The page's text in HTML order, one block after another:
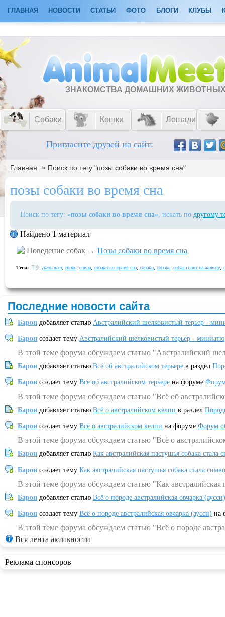
ГЛАВНАЯ НОВОСТИ СТАТЬИ ФОТО БЛОГИ КЛУБЫ
ЗНАКОМСТВА ДОМАШНИХ
Собаки Кошки Лошади
Пригласите друзей на сайт:
Главная » Поиск по тегу "позы собаки во время сна"
позы собаки во время сна
Поиск по тегу: «позы собаки во время сна», искать по другому
Найдено 1 материал
Поведение собак → Позы собаки во время сна
Теги: указывает, спине спина собаки во время сна собаки собаке собака спит на животе
Последние новости сайта
Барон добавляет статью Австралийский шелковистый терьер -
Барон создает тему Австралийский шелковистый терьер -
В этой теме форума обсуждаем статью "Австралийский
Барон добавляет статью Всё об австралийском терьере в раздел
Барон создает тему Всё об австралийском терьере на форуме
В этой теме форума обсуждаем статью "Всё об
Барон добавляет статью Всё о австралийском келпи в раздел
Барон создает тему Всё о австралийском келпи на форуме Форум
В этой теме форума обсуждаем статью "Всё о
Барон добавляет статью Как австралийская пастушья собака
Барон создает тему Как австралийская пастушья собака стала
В этой теме форума обсуждаем статью "Как
Барон добавляет статью Всё о породе австралийская овчарка (аусси)
Барон создает тему Всё о породе австралийская овчарка (аусси) на
В этой теме форума обсуждаем статью "Всё о породе
Вся лента активности
Реклама спонсоров